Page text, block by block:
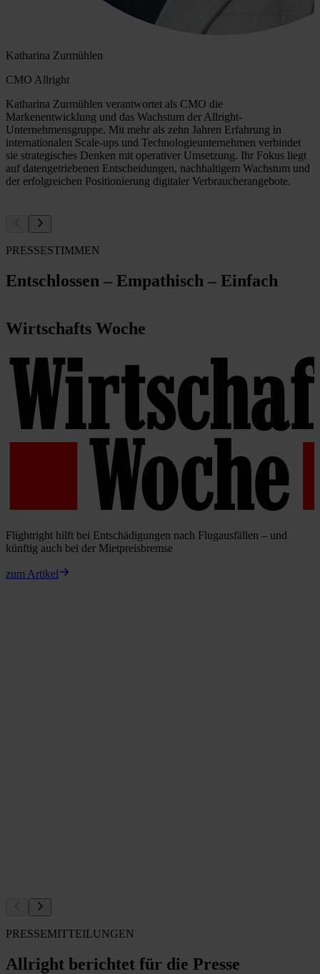
Katharina Zurmühlen
CMO Allright
Katharina Zurmühlen verantwortet als CMO die
Markenentwicklung und das Wachstum der Allright-
Unternehmensgruppe. Mit mehr als zehn Jahren Erfahrung in
internationalen Scale-ups und Technologieunternehmen verbindet
sie strategisches Denken mit operativer Umsetzung. Ihr Fokus liegt
auf datengetriebenen Entscheidungen, nachhaltigem Wachstum und
der erfolgreichen Positionierung digitaler Verbraucherangebote.
PRESSESTIMMEN
Entschlossen – Empathisch – Einfach
Wirtschafts Woche
Flightright hilft bei Entschädigungen nach Flugausfällen – und
künftig auch bei der Mietpreisbremse
zum Artikel
PRESSEMITTEILUNGEN
Allright berichtet für die Presse